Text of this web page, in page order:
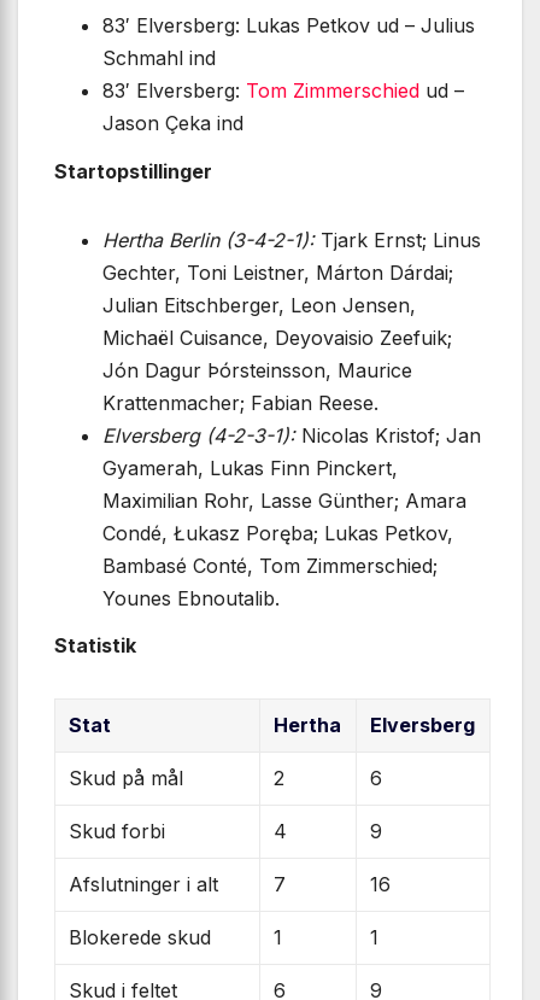
83′ Elversberg: Lukas Petkov ud – Julius
Schmahl ind
83′ Elversberg: Tom Zimmerschied ud –
Jason Çeka ind
Startopstillinger
Hertha Berlin (3-4-2-1):Tjark Ernst; Linus
Gechter, Toni Leistner, Márton Dárdai;
Julian Eitschberger, Leon Jensen,
Michaël Cuisance, Deyovaisio Zeefuik;
Jón Dagur Þórsteinsson, Maurice
Krattenmacher; Fabian Reese.
Elversberg (4-2-3-1):Nicolas Kristof; Jan
Gyamerah, Lukas Finn Pinckert,
Maximilian Rohr, Lasse Günther; Amara
Condé, Łukasz Poręba; Lukas Petkov,
Bambasé Conté, Tom Zimmerschied;
Younes Ebnoutalib.
Statistik
Stat Hertha Elversberg
Skud på mål 2 6
Skud forbi 4 9
Afslutninger i alt 7 16
Blokerede skud 1 1
Skud i feltet 6 9